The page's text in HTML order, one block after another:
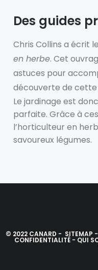
Des guides
Chris Collins a écrit le
en herbe. Cet
astuces pour
découverte de
Le jardinage est
parfaite. Grâce à
l’horticulteur en
savoureux légumes.
© 2022 CANARD - SITEMAP -
CONFIDENTIALITÉ - QUI